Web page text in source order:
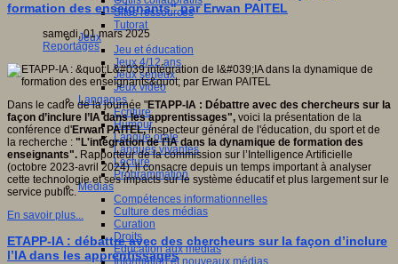
Sites ressources
Tutorat
Jeux
Jeu et éducation
Jeux 4/12 ans
Jeux sérieux
Jeux vidéo
Langages
Ecriture
Humour
Langue orale
Langues vivantes
Lecture
Programmation
Médias
Compétences informationnelles
Culture des médias
Curation
Droits
Education aux médias
Information et nouveaux médias
formation des enseignants" par Erwan PAITEL
samedi, 01 mars 2025
Reportages
Dans le cadre de la journée "ETAPP-IA : Débattre avec des chercheurs sur la
façon d’inclure l’IA dans les apprentissages", voici la présentation de la
conférence d'Erwan PAITEL,inspecteur général de l'éducation, du sport et de
la recherche : "L'intégration de l'IA dans la dynamique de formation des
enseignants". Rapporteur de la commission sur l’Intelligence Artificielle
(octobre 2023-avril 2024), il consacre depuis un temps important à analyser
cette technologie et ses impacts sur le système éducatif et plus largement sur le
service public.
En savoir plus...
ETAPP-IA : débattre avec des chercheurs sur la façon d’inclure
l’IA dans les apprentissages